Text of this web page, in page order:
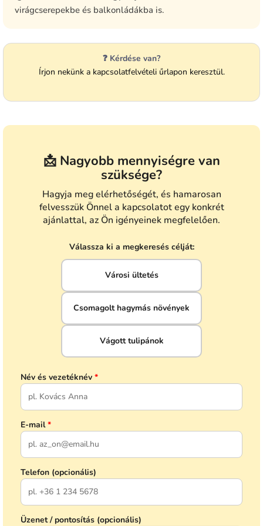
virágcserepekbe és balkonládákba is.
❓ Kérdése van?
Írjon nekünk a kapcsolatfelvételi űrlapon keresztül.
📩 Nagyobb mennyiségre van
szüksége?
Hagyja meg elérhetőségét, és hamarosan
felvesszük Önnel a kapcsolatot egy konkrét
ajánlattal, az Ön igényeinek megfelelően.
Válassza ki a megkeresés célját:
Városi ültetés
Csomagolt hagymás növények
Vágott tulipánok
Név és vezetéknév *
E-mail*
Telefon (opcionális)
Üzenet / pontosítás (opcionális)